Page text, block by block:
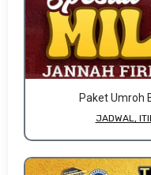
Paket Umroh
JADWAL,